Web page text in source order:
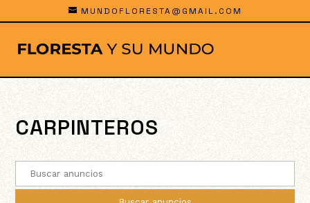
MUNDOFLORESTA@GMAIL.COM
CARPINTEROS